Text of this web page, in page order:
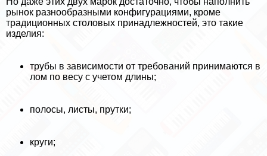
рынок разнообразными конфигурациями, кроме
традиционных столовых принадлежностей, это такие
изделия:
трубы в зависимости от требований принимаются в
лом по весу с учетом длины;
полосы, листы, прутки;
круги;